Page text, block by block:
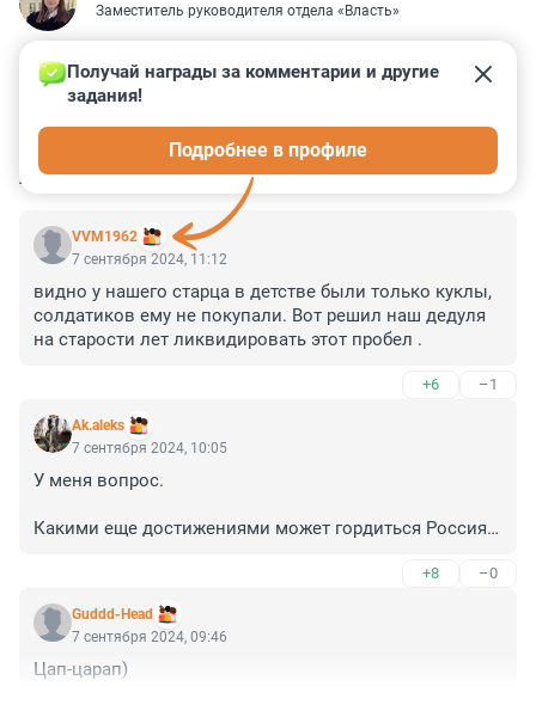
Заместитель руководителя отдела «Власть»
КОММЕНТАРИИ 44
VVM1962
Получай награды за комментарии и другие
задания!
Подробнее в профиле
7 сентября 2024, 11:12
видно у нашего старца в детстве были только куклы,
солдатиков ему не покупали. Вот решил наш дедуля
на старости лет ликвидировать этот пробел .
+6 –1
Ak.aleks
7 сентября 2024, 10:05
У меня вопрос.
Какими еще достижениями может гордиться Россия
под руководством нынешней власти кроме Победы
в Великой Отечественной?
К которой ни Путин, ни его ставленники не имеют
+8 –0
Guddd-Head
7 сентября 2024, 09:46
Цап-царап)